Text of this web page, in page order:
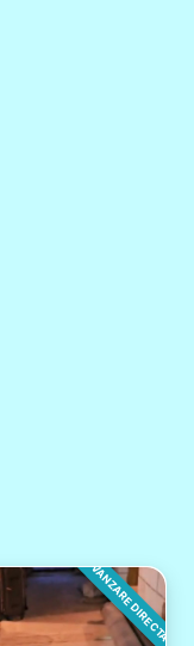
VANZARE DIRECTA